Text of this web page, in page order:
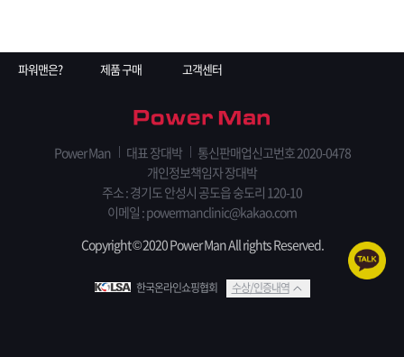
파워맨은? 제품 구매 고객센터
Power Man 대표 장대박
통신판매업신고번호 2020-0478
개인정보책임자 장대박
주소 : 경기도 안성시 공도읍 숭도리 120-10
이메일 : powermanclinic@kakao.com
Copyright © 2020 Power Man All rights Reserved.
한국온라인쇼핑협회 수상/인증내역